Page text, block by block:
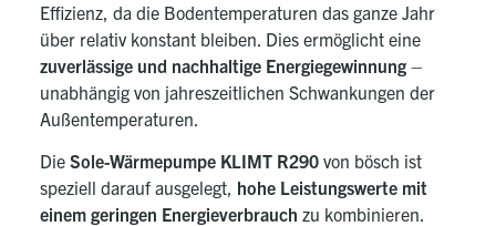
Effizienz, da die Bodentemperaturen das ganze Jahr
über relativ konstant bleiben. Dies ermöglicht eine
zuverlässige und nachhaltige Energiegewinnung –
unabhängig von jahreszeitlichen Schwankungen der
Außentemperaturen.
Die Sole-Wärmepumpe KLIMT R290 von bösch ist
speziell darauf ausgelegt, hohe Leistungswerte mit
einem geringen Energieverbrauch zu kombinieren.